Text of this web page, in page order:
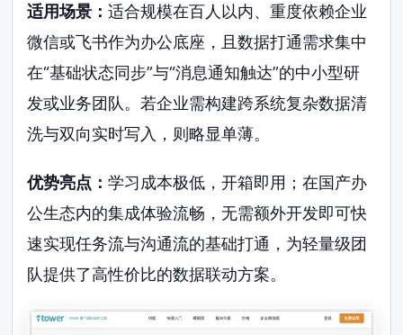
适用场景：适合规模在百人以内、重度依赖企业
微信或飞书作为办公底座，且数据打通需求集中
在“基础状态同步”与“消息通知触达”的中小型研
发或业务团队。若企业需构建跨系统复杂数据清
洗与双向实时写入，则略显单薄。
优势亮点：学习成本极低，开箱即用；在国产办
公生态内的集成体验流畅，无需额外开发即可快
速实现任务流与沟通流的基础打通，为轻量级团
队提供了高性价比的数据联动方案。